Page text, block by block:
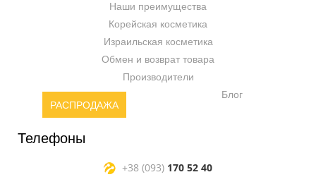
Наши преимущества
Корейская косметика
Израильская косметика
Обмен и возврат товара
Производители
РАСПРОДАЖА
Блог
Телефоны
+38 (093) 170 52 40